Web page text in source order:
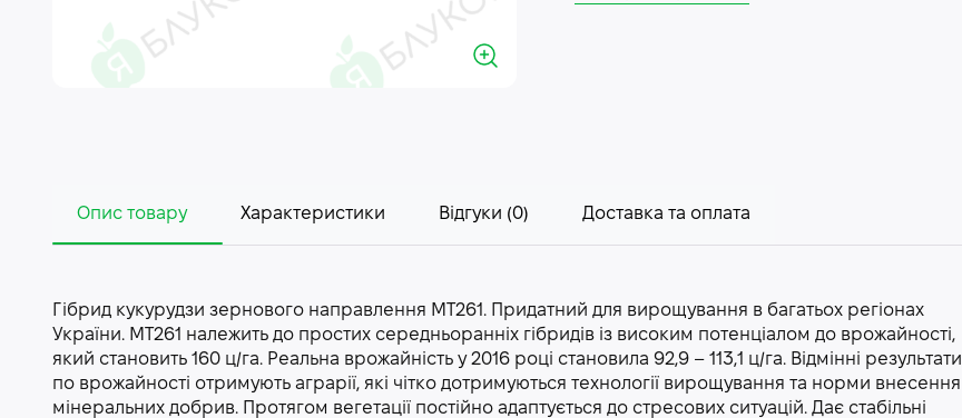
Опис товару Характеристики Відгуки (0) Доставка та оплата
Гібрид кукурудзи зернового направлення МТ261. Придатний для вирощування в багатьох регіонах
України. МТ261 належить до простих середньоранніх гібридів із високим потенціалом до врожайності,
який становить 160 ц/га. Реальна врожайність у 2016 році становила 92,9 – 113,1 ц/га. Відмінні результати
по врожайності отримують аграрії, які чітко дотримуються технології вирощування та норми внесення
мінеральних добрив. Протягом вегетації постійно адаптується до стресових ситуацій. Дає стабільні